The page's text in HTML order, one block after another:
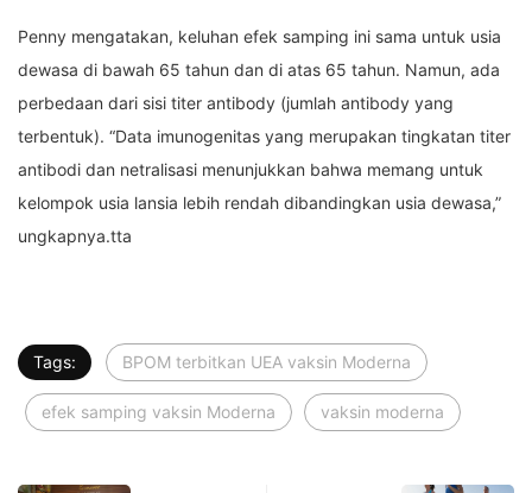
Penny mengatakan, keluhan efek samping ini sama untuk usia
dewasa di bawah 65 tahun dan di atas 65 tahun. Namun, ada
perbedaan dari sisi titer antibody (jumlah antibody yang
terbentuk). “Data imunogenitas yang merupakan tingkatan titer
antibodi dan netralisasi menunjukkan bahwa memang untuk
kelompok usia lansia lebih rendah dibandingkan usia dewasa,”
ungkapnya.tta
Tags: BPOM terbitkan UEA vaksin Moderna
efek samping vaksin Moderna vaksin moderna